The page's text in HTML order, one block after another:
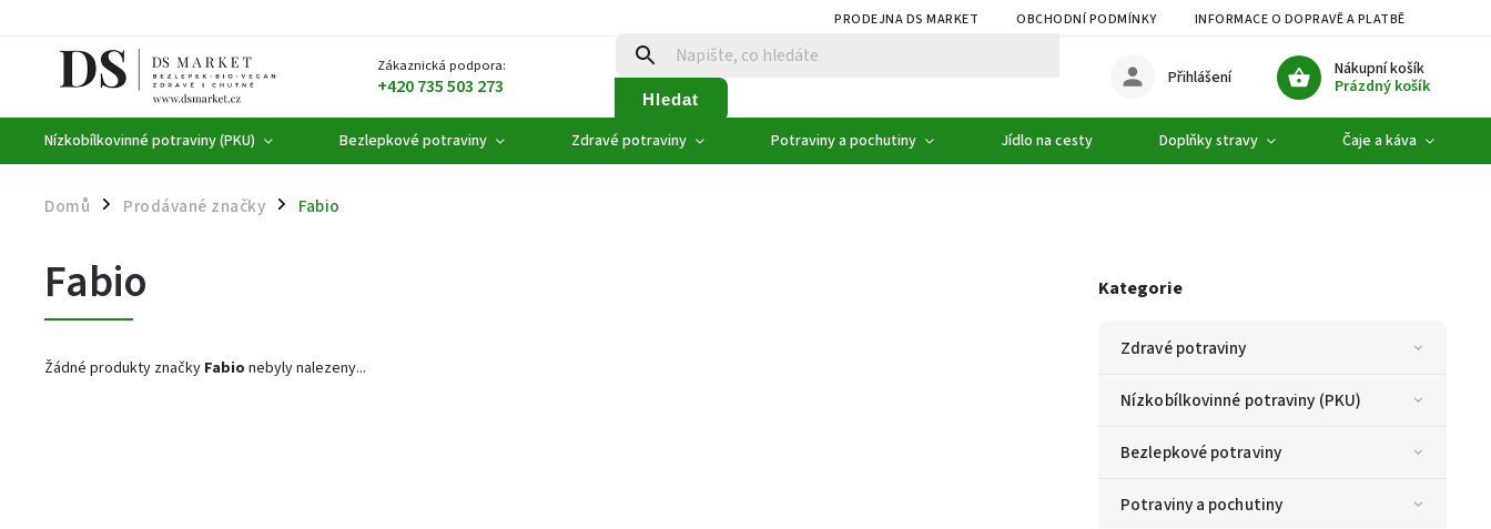
PRODEJNA DS MARKET OBCHODNÍ PODMÍNKY INFORMACE O DOPRAVĚ A PLATBĚ
Zákaznická podpora:
+420 735 503 273 Hledat
Nákupní košík
Prázdný košík
Přihlášení
Nízkobílkovinné potraviny (PKU) Bezlepkové potraviny Zdravé potraviny Potraviny a pochutiny Jídlo na cesty Doplňky stravy Čaje a káva
Domů / Prodávané značky / Fabio
Kategorie
Zdravé potraviny
Nízkobílkovinné potraviny (PKU)
Bezlepkové potraviny
Potraviny a pochutiny
Fabio
Žádné produkty značky Fabio nebyly nalezeny...